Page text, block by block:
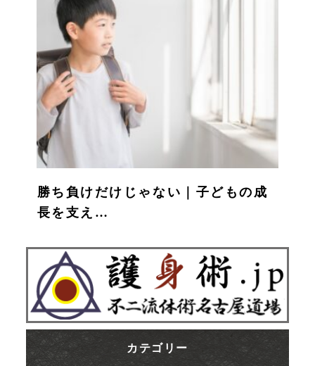
勝ち負けだけじゃない｜子どもの成
長を支え…
カテゴリー